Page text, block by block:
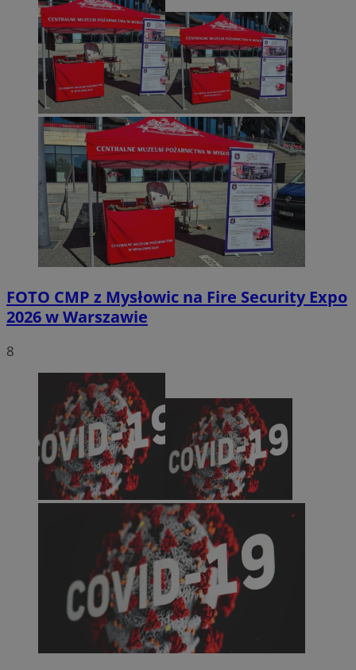
FOTO CMP z Mysłowic na Fire Security Expo
2026 w Warszawie
8